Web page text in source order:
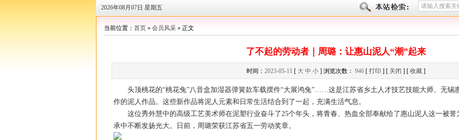
2026年08月07日 星期五
当前位置： 首页 » 会员风采 » 正文
了不起的劳动者｜周璐：让惠山泥人“潮”起来
时间： 2023-05-11 [ 大 中 小 ] 浏览次数： 946 [ 打印 ] [ 关闭 ] [ 收藏 ]
头顶桃花的“桃花兔”八音盒加湿器弹簧款车载摆件“大展鸿兔”……这是江苏省乡土人才技艺技能大师、无锡
作的泥人作品。这些新作品将泥人元素和日常生活结合到了一起，充满生活气息。
这位秀外慧中的高级工艺美术师在泥塑行业奋斗了25个年头，将青春、热血全部奉献给了惠山泥人这一被誉
承中不断发扬光大。日前，周璐荣获江苏省五一劳动奖章。